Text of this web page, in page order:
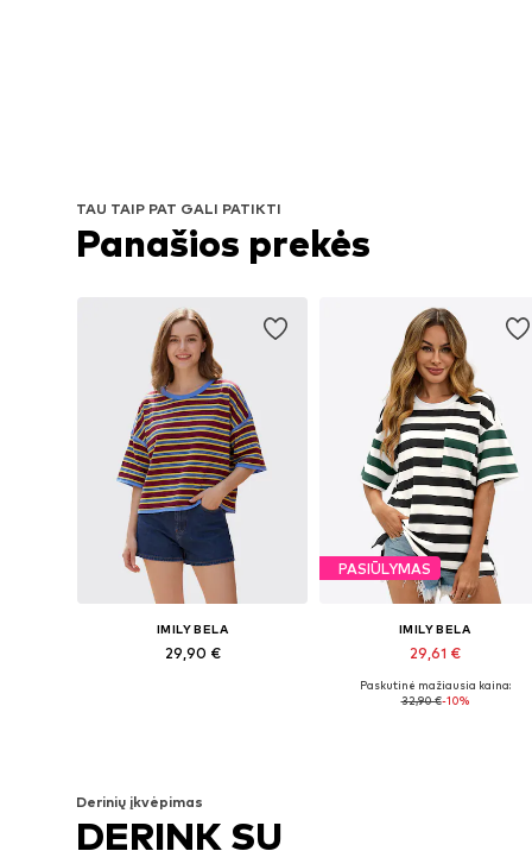
TAU TAIP PAT GALI PATIKTI
Panašios prekės
IMILY BELA
29,90 €
PASIŪLYMAS
IMILY BELA
29,61 €
Galimi dydžiai: M, L, XL, XXL
Paskutinė mažiausia kaina:
32,90 €-10%
Derinių įkvėpimas
DERINK SU